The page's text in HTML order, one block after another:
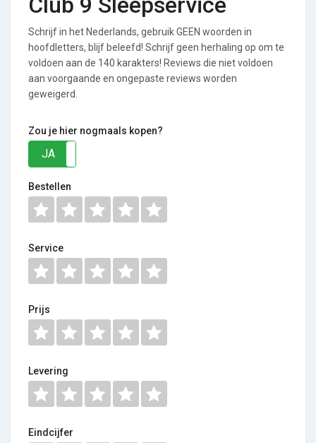
Schrijf in het Nederlands, gebruik GEEN woorden in
hoofdletters, blijf beleefd! Schrijf geen herhaling op om te
voldoen aan de 140 karakters! Reviews die niet voldoen
aan voorgaande en ongepaste reviews worden
geweigerd.
Zou je hier nogmaals kopen?
JA
Bestellen
Service
Prijs
Levering
Eindcijfer